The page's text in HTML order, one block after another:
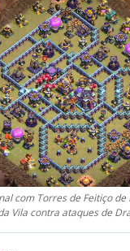
com Torres de Feitiço
Vila contra ataques de